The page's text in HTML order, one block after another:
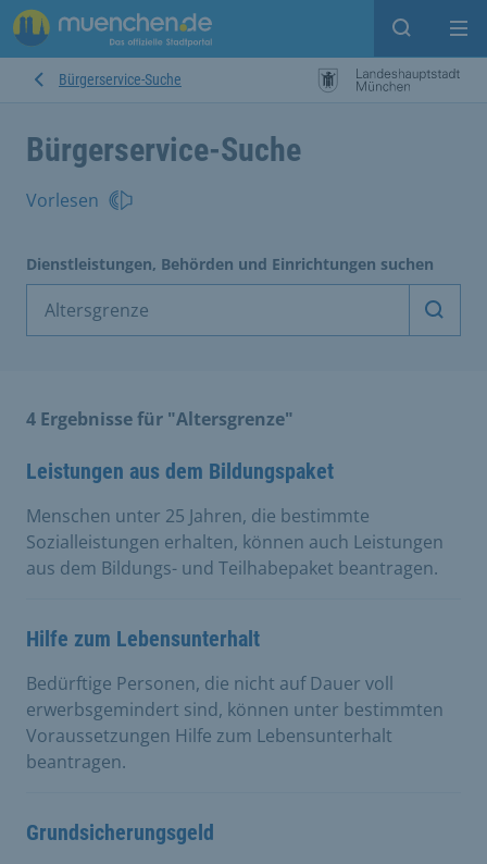
Suche
Bürgerservice-Suche
Bürgerservice-Suche
Vorlesen
Dienstleistungen, Behörden und Einrichtungen suchen
4 Ergebnisse für "Altersgrenze"
Leistungen aus dem Bildungspaket
Menschen unter 25 Jahren, die bestimmte
Sozialleistungen erhalten, können auch Leistungen
aus dem Bildungs- und Teilhabepaket beantragen.
Hilfe zum Lebensunterhalt
Bedürftige Personen, die nicht auf Dauer voll
erwerbsgemindert sind, können unter bestimmten
Voraussetzungen Hilfe zum Lebensunterhalt
beantragen.
Grundsicherungsgeld